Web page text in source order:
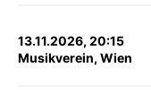
13.11.2026, 20:15
Musikverein, Wien